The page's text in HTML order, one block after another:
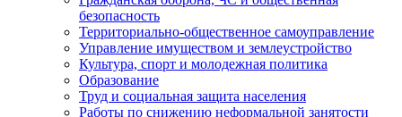
безопасность
Территориально-общественное самоуправление
Управление имуществом и землеустройство
Культура, спорт и молодежная политика
Образование
Труд и социальная защита населения
Работы по снижению неформальной занятости